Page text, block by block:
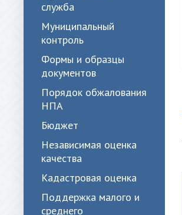
служба
Муниципальный
контроль
Формы и образцы
документов
Порядок обжалования
НПА
Бюджет
Независимая оценка
качества
Кадастровая оценка
Поддержка малого и
среднего